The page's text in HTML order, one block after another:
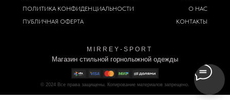
M I R R E Y - S P O R T
Магазин стильной горнолыжной одежды
© 2024 Все права защищены. Копирование материалов запрещено.
ПОЛИТИКА КОНФИДЕНЦИАЛЬНОСТИ
ПУБЛИЧНАЯ ОФЕРТА
О НАС
КОНТАКТЫ